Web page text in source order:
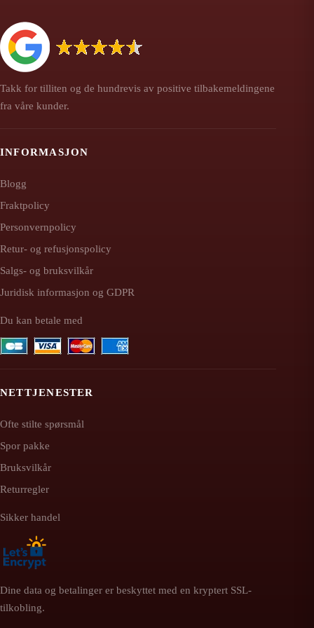
Takk for tilliten og de hundrevis av positive tilbakemeldingene
fra våre kunder.
INFORMASJON
Blogg
Fraktpolicy
Personvernpolicy
Retur- og refusjonspolicy
Salgs- og bruksvilkår
Juridisk informasjon og GDPR
Du kan betale med
NETTJENESTER
Ofte stilte spørsmål
Spor pakke
Bruksvilkår
Returregler
Sikker handel
Dine data og betalinger er beskyttet med en kryptert SSL-
tilkobling.